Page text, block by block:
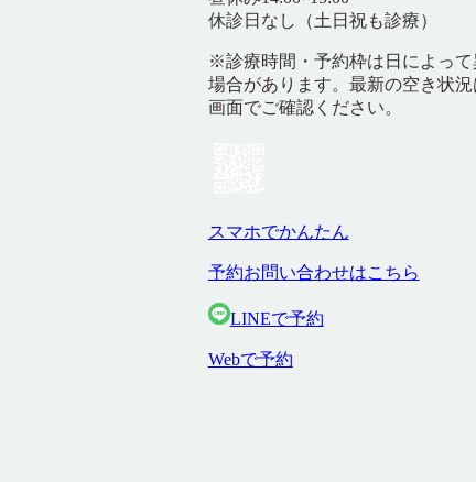
休診日 なし（土日祝も診療）
※診療時間・予約枠は日によって
場合があります。最新の空き状況
画面でご確認ください。
スマホでかんたん
予約お問い合わせはこちら
LINEで予約
Webで予約